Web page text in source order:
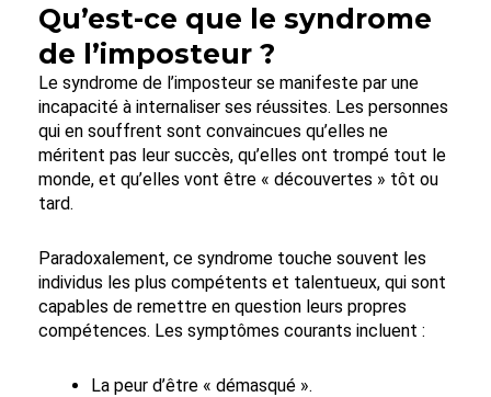
Qu’est-ce que le syndrome
de l’imposteur ?
Le syndrome de l’imposteur se manifeste par une
incapacité à internaliser ses réussites. Les personnes
qui en souffrent sont convaincues qu’elles ne
méritent pas leur succès, qu’elles ont trompé tout le
monde, et qu’elles vont être « découvertes » tôt ou
tard.
Paradoxalement, ce syndrome touche souvent les
individus les plus compétents et talentueux, qui sont
capables de remettre en question leurs propres
compétences. Les symptômes courants incluent :
La peur d’être « démasqué ».